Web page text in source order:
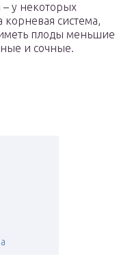
– у некоторых
корневая система,
плоды меньшие
и сочные.